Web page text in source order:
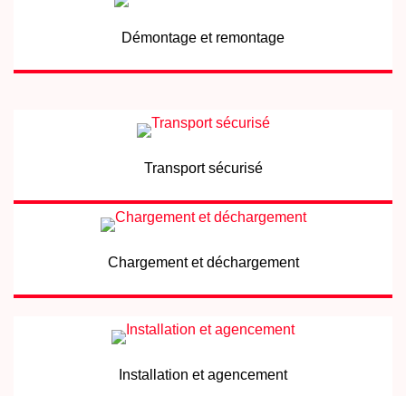
Démontage et remontage
Transport sécurisé
Chargement et déchargement
Installation et agencement